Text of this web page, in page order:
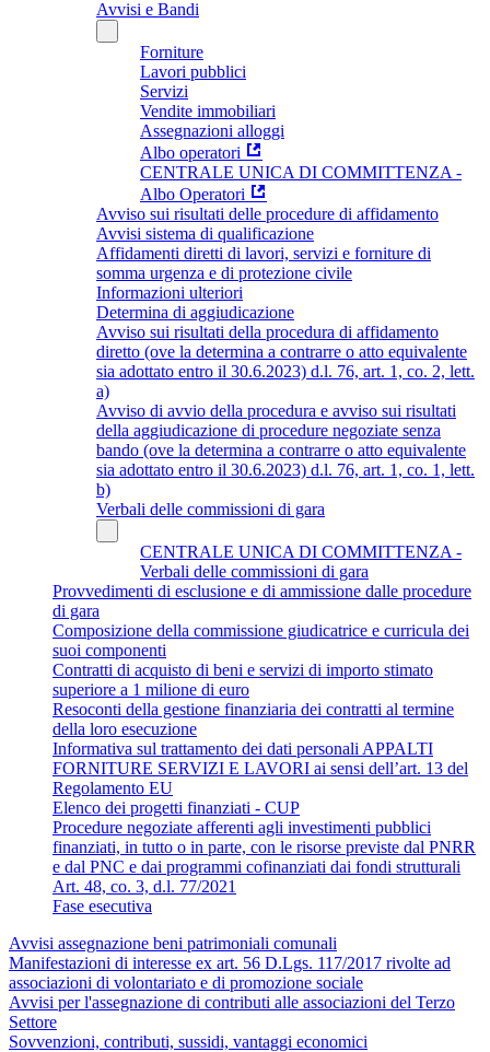
Avvisi e Bandi
Forniture
Lavori pubblici
Servizi
Vendite immobiliari
Assegnazioni alloggi
Albo operatori
CENTRALE UNICA DI COMMITTENZA -
Albo Operatori
Avviso sui risultati delle procedure di affidamento
Avvisi sistema di qualificazione
Affidamenti diretti di lavori, servizi e forniture di
somma urgenza e di protezione civile
Informazioni ulteriori
Determina di aggiudicazione
Avviso sui risultati della procedura di affidamento
diretto (ove la determina a contrarre o atto equivalente
sia adottato entro il 30.6.2023) d.l. 76, art. 1, co. 2, lett.
a)
Avviso di avvio della procedura e avviso sui risultati
della aggiudicazione di procedure negoziate senza
bando (ove la determina a contrarre o atto equivalente
sia adottato entro il 30.6.2023) d.l. 76, art. 1, co. 1, lett.
b)
Verbali delle commissioni di gara
CENTRALE UNICA DI COMMITTENZA -
Verbali delle commissioni di gara
Provvedimenti di esclusione e di ammissione dalle procedure
di gara
Composizione della commissione giudicatrice e curricula dei
suoi componenti
Contratti di acquisto di beni e servizi di importo stimato
superiore a 1 milione di euro
Resoconti della gestione finanziaria dei contratti al termine
della loro esecuzione
Informativa sul trattamento dei dati personali APPALTI
FORNITURE SERVIZI E LAVORI ai sensi dell’art. 13 del
Regolamento EU
Elenco dei progetti finanziati - CUP
Procedure negoziate afferenti agli investimenti pubblici
finanziati, in tutto o in parte, con le risorse previste dal PNRR
e dal PNC e dai programmi cofinanziati dai fondi strutturali
Art. 48, co. 3, d.l. 77/2021
Fase esecutiva
Avvisi assegnazione beni patrimoniali comunali
Manifestazioni di interesse ex art. 56 D.Lgs. 117/2017 rivolte ad
associazioni di volontariato e di promozione sociale
Avvisi per l'assegnazione di contributi alle associazioni del Terzo
Settore
Sovvenzioni, contributi, sussidi, vantaggi economici